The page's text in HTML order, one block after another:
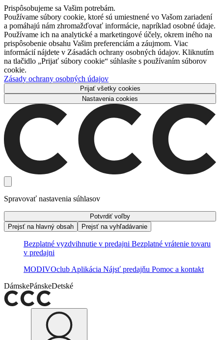
Prispôsobujeme sa Vašim potrebám.
Používame súbory cookie, ktoré sú umiestnené vo Vašom zariadení
a pomáhajú nám zhromažďovať informácie, napríklad osobné údaje.
Používame ich na analytické a marketingové účely, okrem iného na
prispôsobenie obsahu Vašim preferenciám a záujmom. Viac
informácií nájdete v Zásadách ochrany osobných údajov. Kliknutím
na tlačidlo „Prijať súbory cookie“ súhlasíte s používaním súborov
cookie.
Zásady ochrany osobných údajov
Prijať všetky cookies
Nastavenia cookies
Spravovať nastavenia súhlasov
Potvrdiť voľby
Prejsť na hlavný obsah
Prejsť na vyhľadávanie
Bezplatné vyzdvihnutie v predajni Bezplatné vrátenie tovaru
v predajni
MODIVOclub Aplikácia Nájsť predajňu Pomoc a kontakt
DámskePánskeDetské